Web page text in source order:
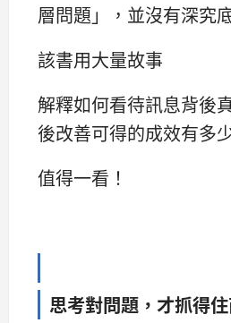
層問題」，並沒有深究
該書用大量故事
解釋如何看待訊息背後
後改善可得的成效有多
值得一看！
思考對問題，才抓得